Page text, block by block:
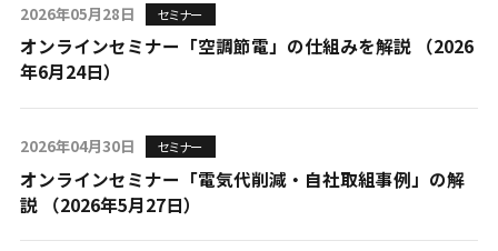
2026年05月28日 セミナー
オンラインセミナー「空調節電」の仕組みを解説 （2026
年6月24日）
2026年04月30日 セミナー
オンラインセミナー「電気代削減・自社取組事例」の解
説 （2026年5月27日）